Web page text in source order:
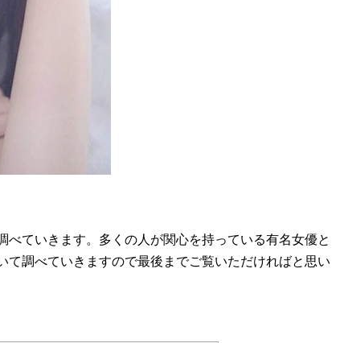
べていきます。多くの人が関心を持っている有名女優と
て調べていきますので最後までご覧いただければと思い